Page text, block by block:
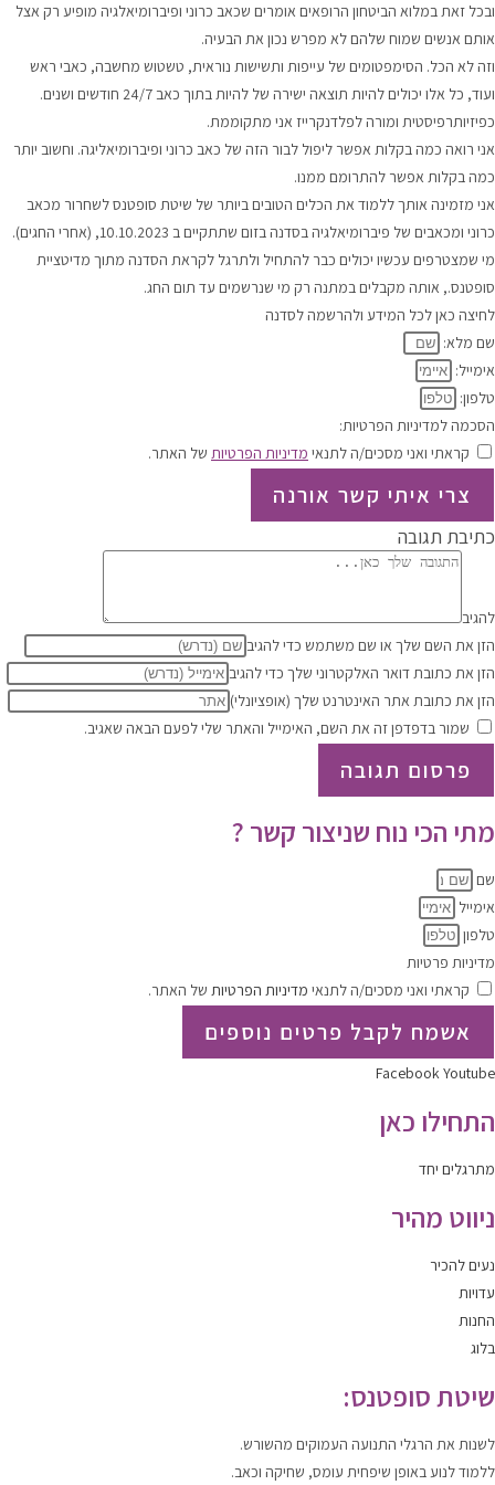
ובכל זאת במלוא הביטחון הרופאים אומרים שכאב כרוני ופיברומיאלגיה מופיע רק אצל
אותם אנשים שמוח שלהם לא מפרש נכון את הבעיה.
וזה לא הכל. הסימפטומים של עייפות ותשישות נוראית, טשטוש מחשבה, כאבי ראש
ועוד, כל אלו יכולים להיות תוצאה ישירה של להיות בתוך כאב 24/7 חודשים ושנים.
כפיזיותרפיסטית ומורה לפלדנקרייז אני מתקוממת.
אני רואה כמה בקלות אפשר ליפול לבור הזה של כאב כרוני ופיברומיאליגה. וחשוב יותר
כמה בקלות אפשר להתרומם ממנו.
אני מזמינה אותך ללמוד את הכלים הטובים ביותר של שיטת סופטנס לשחרור מכאב
כרוני ומכאבים של פיברומיאלגיה בסדנה בזום שתתקיים ב 10.10.2023, (אחרי החגים).
מי שמצטרפים עכשיו יכולים כבר להתחיל ולתרגל לקראת הסדנה מתוך מדיטציית
סופטנס., אותה מקבלים במתנה רק מי שנרשמים עד תום החג.
לחיצה כאן לכל המידע ולהרשמה לסדנה
שם מלא:
אימייל:
טלפון:
הסכמה למדיניות הפרטיות:
קראתי ואני מסכים/ה לתנאי מדיניות הפרטיות של האתר.
צרי איתי קשר אורנה
כתיבת תגובה
להגיב
הזן את השם שלך או שם משתמש כדי להגיב
הזן את כתובת דואר האלקטרוני שלך כדי להגיב
הזן את כתובת אתר האינטרנט שלך (אופציונלי)
שמור בדפדפן זה את השם, האימייל והאתר שלי לפעם הבאה שאגיב.
מתי הכי נוח שניצור קשר ?
שם
אימייל
טלפון
מדיניות פרטיות
קראתי ואני מסכים/ה לתנאי מדיניות הפרטיות של האתר.
אשמח לקבל פרטים נוספים
FacebookYoutube
התחילו כאן
מתרגלים יחד
ניווט מהיר
נעים להכיר
עדויות
החנות
בלוג
שיטת סופטנס:
לשנות את הרגלי התנועה העמוקים מהשורש.
ללמודלנועבאופן שיפחית עומס, שחיקה וכאב.